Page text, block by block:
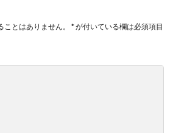
とはありません。 *が付いている欄は必須項目